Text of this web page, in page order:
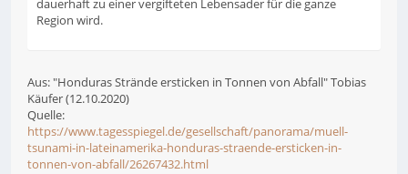
dauerhaft zu einer vergifteten Lebensader für die ganze
Region wird.
Aus: "Honduras Strände ersticken in Tonnen von Abfall" Tobias
Käufer (12.10.2020)
Quelle:
https://www.tagesspiegel.de/gesellschaft/panorama/muell-
tsunami-in-lateinamerika-honduras-straende-ersticken-in-
tonnen-von-abfall/26267432.html